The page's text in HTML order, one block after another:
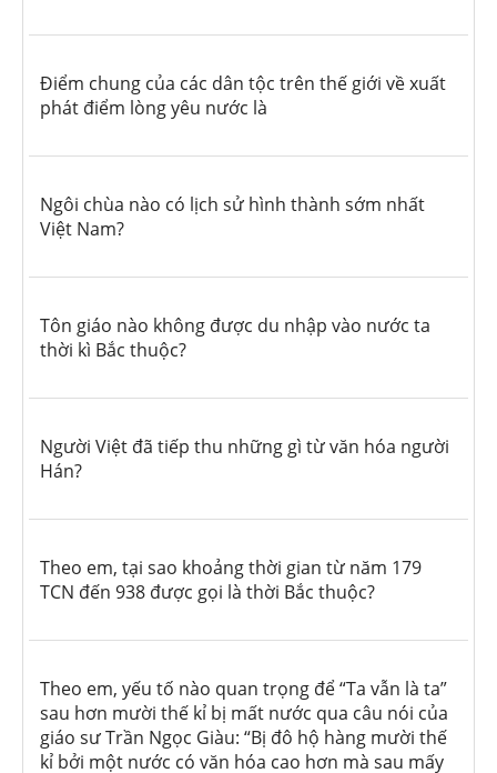
Điểm chung của các dân tộc trên thế giới về xuất
phát điểm lòng yêu nước là
Ngôi chùa nào có lịch sử hình thành sớm nhất
Việt Nam?
Tôn giáo nào không được du nhập vào nước ta
thời kì Bắc thuộc?
Người Việt đã tiếp thu những gì từ văn hóa người
Hán?
Theo em, tại sao khoảng thời gian từ năm 179
TCN đến 938 được gọi là thời Bắc thuộc?
Theo em, yếu tố nào quan trọng để “Ta vẫn là ta”
sau hơn mười thế kỉ bị mất nước qua câu nói của
giáo sư Trần Ngọc Giàu: “Bị đô hộ hàng mười thế
kỉ bởi một nước có văn hóa cao hơn mà sau mấy